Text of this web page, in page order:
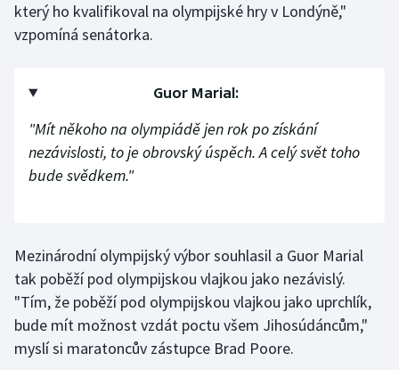
Krasobruslení
Lyže a snowboard
Moderní pětiboj
Motorsport
Parasport
Plavání
Plážový volejbal
který ho kvalifikoval na olympijské hry v Londýně,"
vzpomíná senátorka.
Guor Marial:
"Mít někoho na olympiádě jen rok po získání
nezávislosti, to je obrovský úspěch. A celý svět toho
bude svědkem."
Mezinárodní olympijský výbor souhlasil a Guor Marial
tak poběží pod olympijskou vlajkou jako nezávislý.
"Tím, že poběží pod olympijskou vlajkou jako uprchlík,
bude mít možnost vzdát poctu všem Jihosúdáncům,"
myslí si maratoncův zástupce Brad Poore.